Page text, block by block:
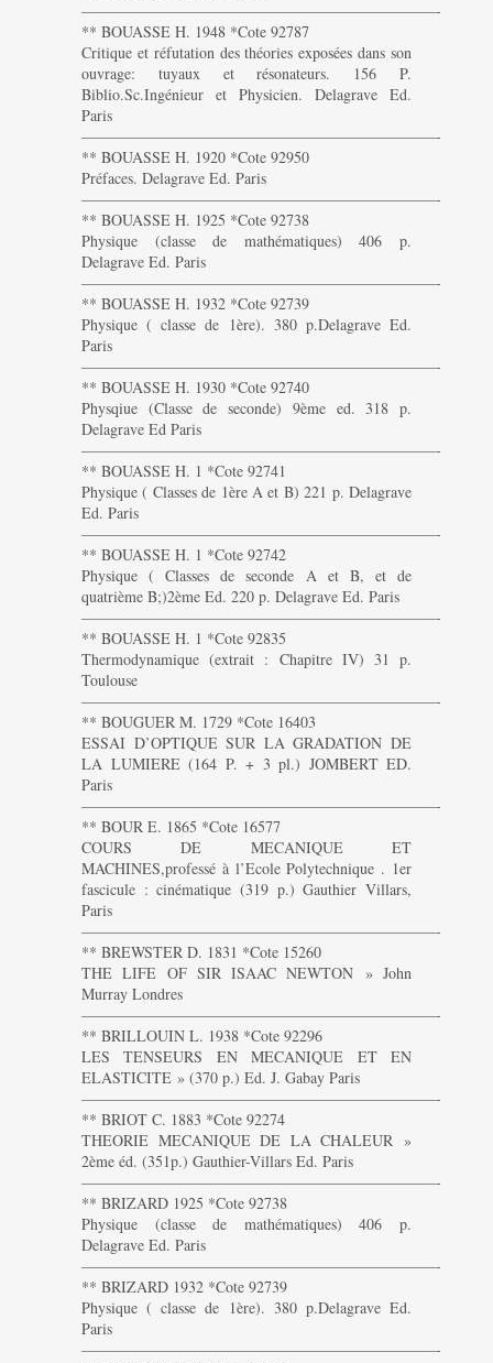
———————————————————————-
** BOUASSE H. 1948 *Cote 92787
Critique et réfutation des théories exposées dans son
ouvrage: tuyaux et résonateurs. 156 P.
Biblio.Sc.Ingénieur et Physicien. Delagrave Ed.
Paris
———————————————————————-
** BOUASSE H. 1920 *Cote 92950
Préfaces. Delagrave Ed. Paris
———————————————————————-
** BOUASSE H. 1925 *Cote 92738
Physique (classe de mathématiques) 406 p.
Delagrave Ed. Paris
———————————————————————-
** BOUASSE H. 1932 *Cote 92739
Physique ( classe de 1ère). 380 p.Delagrave Ed.
Paris
———————————————————————-
** BOUASSE H. 1930 *Cote 92740
Physqiue (Classe de seconde) 9ème ed. 318 p.
Delagrave Ed Paris
———————————————————————-
** BOUASSE H. 1 *Cote 92741
Physique ( Classes de 1ère A et B) 221 p. Delagrave
Ed. Paris
———————————————————————-
** BOUASSE H. 1 *Cote 92742
Physique ( Classes de seconde A et B, et de
quatrième B;)2ème Ed. 220 p. Delagrave Ed. Paris
———————————————————————-
** BOUASSE H. 1 *Cote 92835
Thermodynamique (extrait : Chapitre IV) 31 p.
Toulouse
———————————————————————-
** BOUGUER M. 1729 *Cote 16403
ESSAI D’OPTIQUE SUR LA GRADATION DE
LA LUMIERE (164 P. + 3 pl.) JOMBERT ED.
Paris
———————————————————————-
** BOUR E. 1865 *Cote 16577
COURS DE MECANIQUE ET
MACHINES,professé à l’Ecole Polytechnique . 1er
fascicule : cinématique (319 p.) Gauthier Villars,
Paris
———————————————————————-
** BREWSTER D. 1831 *Cote 15260
THE LIFE OF SIR ISAAC NEWTON » John
Murray Londres
———————————————————————-
** BRILLOUIN L. 1938 *Cote 92296
LES TENSEURS EN MECANIQUE ET EN
ELASTICITE » (370 p.) Ed. J. Gabay Paris
———————————————————————-
** BRIOT C. 1883 *Cote 92274
THEORIE MECANIQUE DE LA CHALEUR »
2ème éd. (351p.) Gauthier-Villars Ed. Paris
———————————————————————-
** BRIZARD 1925 *Cote 92738
Physique (classe de mathématiques) 406 p.
Delagrave Ed. Paris
———————————————————————-
** BRIZARD 1932 *Cote 92739
Physique ( classe de 1ère). 380 p.Delagrave Ed.
Paris
———————————————————————-